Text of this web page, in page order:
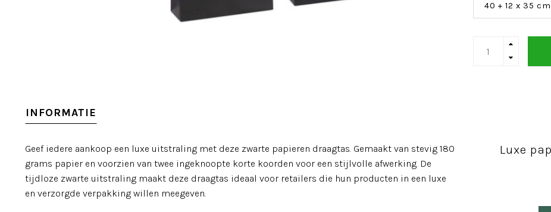
40 + 12 x 35
INFORMATIE
Geef iedere aankoop een luxe uitstraling met deze zwarte papieren draagtas. Gemaakt van stevig 180
grams papier en voorzien van twee ingeknoopte korte koorden voor een stijlvolle afwerking. De
tijdloze zwarte uitstraling maakt deze draagtas ideaal voor retailers die hun producten in een luxe
en verzorgde verpakking willen meegeven.
Luxe